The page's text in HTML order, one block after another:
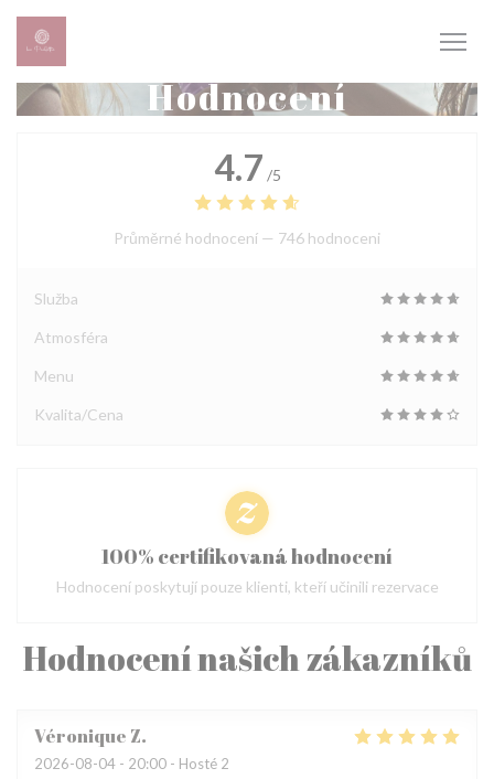
Panel pro správu cookies
Hodnocení
Hodnocení našich zákazníků
Véronique Z
2026-08-04 - 20:00 - Hosté 2
4.7 /5
Průměrné hodnocení — 746 hodnoceni
Služba
Atmosféra
Menu
Kvalita/Cena
100% certifikovaná hodnocení
Hodnocení poskytují pouze klienti, kteří učinili rezervace